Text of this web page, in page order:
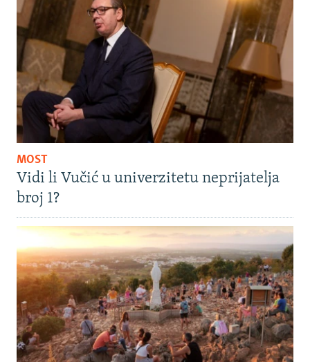
MOST
Vidi li Vučić u univerzitetu neprijatelja
broj 1?